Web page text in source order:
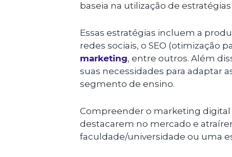
baseia na utilização de
Essas estratégias incluem a
redes sociais, o SEO (otimização
marketing, entre outros. Além
suas necessidades para adaptar
segmento de ensino.
Compreender o marketing digital
destacarem no mercado e
faculdade/universidade ou uma